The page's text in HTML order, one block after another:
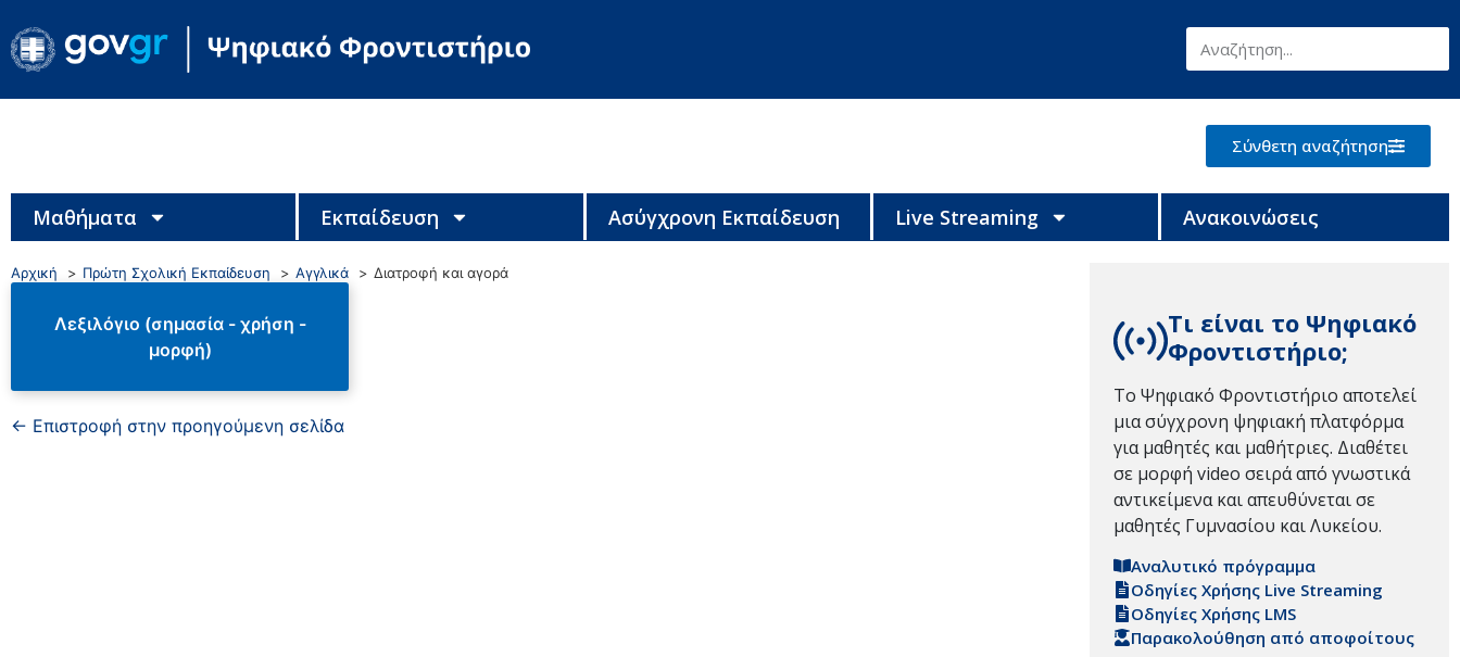
Σύνθετη αναζήτηση
Μαθήματα Εκπαίδευση Ασύγχρονη Εκπαίδευση Live Streaming Ανακοινώσεις
Αρχική Πρώτη Σχολική Εκπαίδευση Αγγλικά Διατροφή και αγορά
Λεξιλόγιο (σημασία - χρήση -
μορφή)
← Επιστροφή στην προηγούμενη σελίδα
Τι είναι το Ψηφιακό
Φροντιστήριο;
Το Ψηφιακό Φροντιστήριο αποτελεί
μια σύγχρονη ψηφιακή πλατφόρμα
για μαθητές και μαθήτριες. Διαθέτει
σε μορφή video σειρά από γνωστικά
αντικείμενα και απευθύνεται σε
μαθητές Γυμνασίου και Λυκείου.
Αναλυτικό πρόγραμμα
Οδηγίες Χρήσης Live Streaming
Οδηγίες Χρήσης LMS
Παρακολούθηση από αποφοίτους